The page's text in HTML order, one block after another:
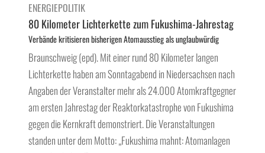
ENERGIEPOLITIK
80 Kilometer Lichterkette zum Fukushima-Jahrestag
Verbände kritisieren bisherigen Atomausstieg als unglaubwürdig
Braunschweig (epd). Mit einer rund 80 Kilometer langen
Lichterkette haben am Sonntagabend in Niedersachsen nach
Angaben der Veranstalter mehr als 24.000 Atomkraftgegner
am ersten Jahrestag der Reaktorkatastrophe von Fukushima
gegen die Kernkraft demonstriert. Die Veranstaltungen
standen unter dem Motto: „Fukushima mahnt: Atomanlagen